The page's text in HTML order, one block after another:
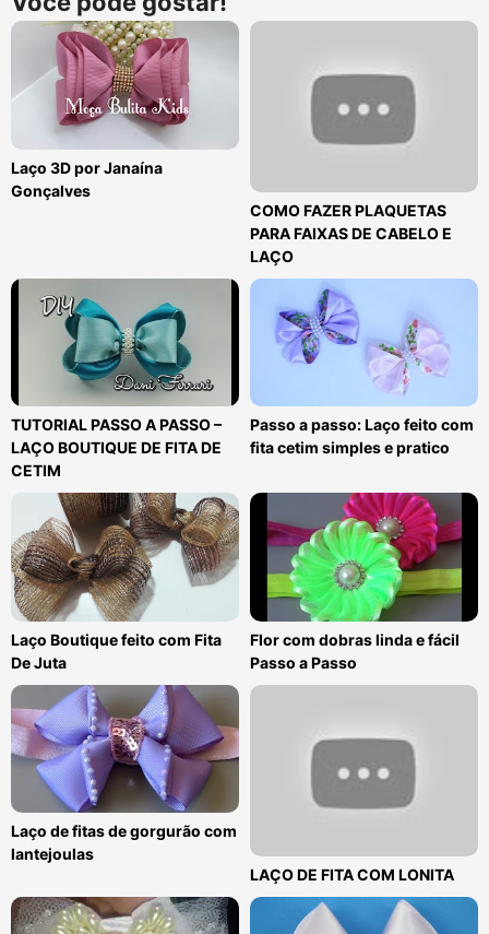
Laço 3D por Janaína
Gonçalves
COMO FAZER PLAQUETAS
PARA FAIXAS DE CABELO E
LAÇO
TUTORIAL PASSO A PASSO –
LAÇO BOUTIQUE DE FITA DE
CETIM
Passo a passo: Laço feito com
fita cetim simples e pratico
Laço Boutique feito com Fita
De Juta
Flor com dobras linda e fácil
Passo a Passo
Laço de fitas de gorgurão com
lantejoulas
LAÇO DE FITA COM LONITA